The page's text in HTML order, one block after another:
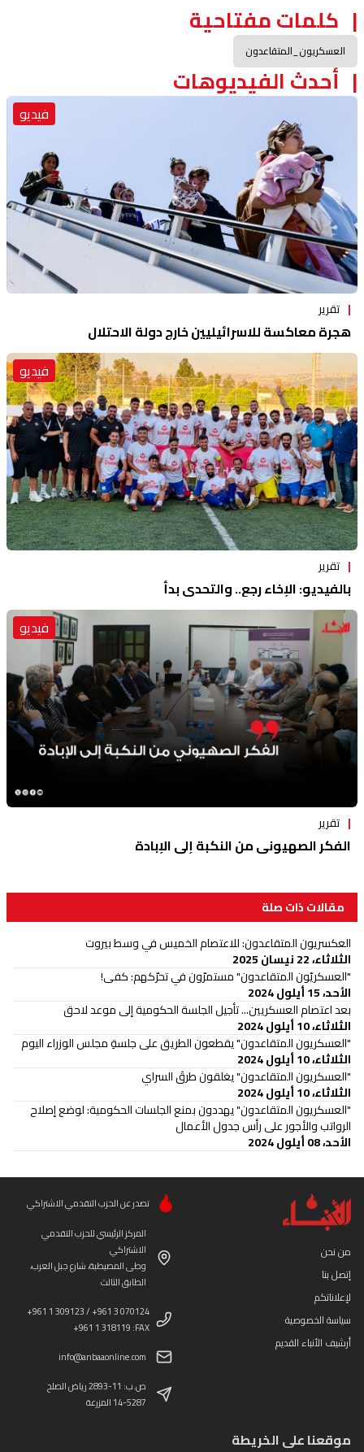
كلمات مفتاحية
العسكريون_المتقاعدون
أحدث الفيديوهات
فيديو
تقرير
هجرة معاكسة للاسرائيليين خارج دولة الاحتلال
فيديو
تقرير
بالفيديو: الإخاء رجع.. والتحدي بدأ
فيديو
تقرير
الفكر الصهيوني من النكبة إلى الإبادة
مقالات ذات صلة
العكسريون المتقاعدون: للاعتصام الخميس في وسط بيروت
الثلاثاء، 22 نيسان 2025
"العسكريّون المتقاعدون" مستمرّون في تحرّكهم: كفى!
الأحد، 15 أيلول 2024
بعد اعتصام العسكريين... تأجيل الجلسة الحكومية إلى موعد لاحق
الثلاثاء، 10 أيلول 2024
"العسكريون المتقاعدون" يقطعون الطريق على جلسةِ مجلس الوزراء اليوم
الثلاثاء، 10 أيلول 2024
"العسكريون المتقاعدون" يغلقون طرقَ السراي
الثلاثاء، 10 أيلول 2024
"العسكريون المتقاعدون" يهددون بمنع الجلسات الحكومية: لوضع إصلاح
الرواتب والأجور على رأس جدول الأعمال
الأحد، 08 أيلول 2024
من نحن
إتصل بنا
لإعلاناتكم
سياسة الخصوصية
أرشيف الأنباء القديم
تصدر عن الحزب التقدمي الاشتراكي
المركز الرئيسي للحزب التقدمي
الاشتراكي
وطى المصيطبة، شارع جبل العرب،
الطابق الثالث
+961 1 309123 / +961 3 070124
+961 1 318119 :FAX
info@anbaaonline.com
ص.ب: 11-2893 رياض الصلح
14-5287 المزرعة
موقعنا على الخريطة